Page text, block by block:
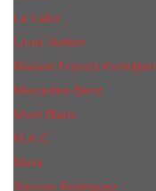
Le Labo
Louis Vuitton
Maison Francis Kurkdjian
Mercedes-Benz
Mont Blanc
M.А.C.
Mexx
Narciso Rodriguez